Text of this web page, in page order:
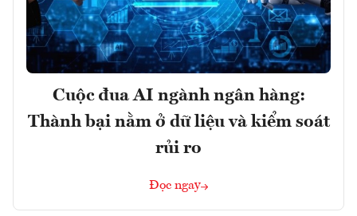
Cuộc đua AI ngành ngân hàng:
Thành bại nằm ở dữ liệu và kiểm soát
rủi ro
Đọc ngay